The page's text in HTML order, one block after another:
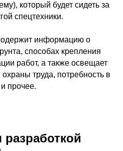
который будет сидеть за
спецтехники.
информацию о
способах крепления
работ, а также освещает
труда, потребность в
прочее.
разработкой